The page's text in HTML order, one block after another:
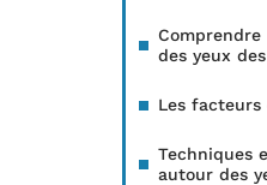
Comprendre
des yeux
Les facteurs
Techniques
autour des